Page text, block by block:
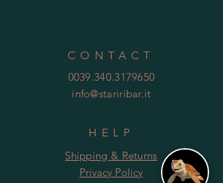
CONTACT
0039.340.3179650
info@stariribar.it
HELP
Shipping & Returns
Privacy Policy